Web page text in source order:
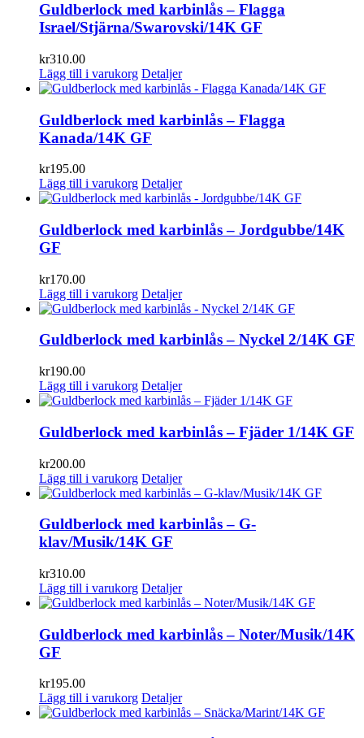
Guldberlock med karbinlås – Flagga
Israel/Stjärna/Swarovski/14K GF
kr310.00
Lägg till i varukorg Detaljer
Guldberlock med karbinlås – Flagga
Kanada/14K GF
kr195.00
Lägg till i varukorg Detaljer
Guldberlock med karbinlås – Jordgubbe/14K
GF
kr170.00
Lägg till i varukorg Detaljer
Guldberlock med karbinlås – Nyckel 2/14K GF
kr190.00
Lägg till i varukorg Detaljer
Guldberlock med karbinlås – Fjäder 1/14K GF
kr200.00
Lägg till i varukorg Detaljer
Guldberlock med karbinlås – G-
klav/Musik/14K GF
kr310.00
Lägg till i varukorg Detaljer
Guldberlock med karbinlås – Noter/Musik/14K
GF
kr195.00
Lägg till i varukorg Detaljer